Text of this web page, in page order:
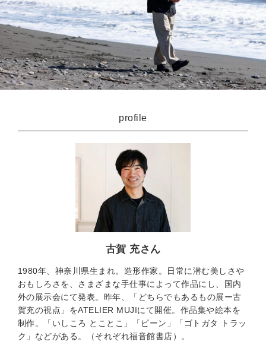
profile
古賀 充さん
1980年、神奈川県生まれ。造形作家。日常に潜む美しさや
おもしろさを、さまざまな手仕事によって作品にし、国内
外の展示会にて発表。昨年、「どちらでもあるもの展ー古
賀充の視点」をATELIER MUJIにて開催。作品集や絵本を
制作。「いしころ とことこ」「ピーン」「ゴトガタ トラッ
ク」などがある。（それぞれ福音館書店）。